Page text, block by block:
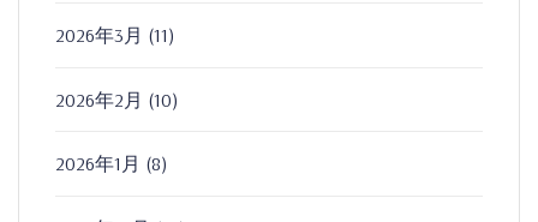
2026年3月 (11)
2026年2月 (10)
2026年1月 (8)